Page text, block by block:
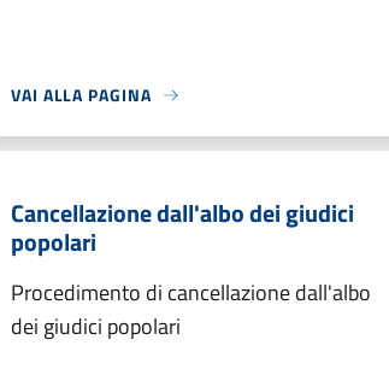
VAI ALLA PAGINA
Cancellazione dall'albo dei giudici
popolari
Procedimento di cancellazione dall'albo
dei giudici popolari